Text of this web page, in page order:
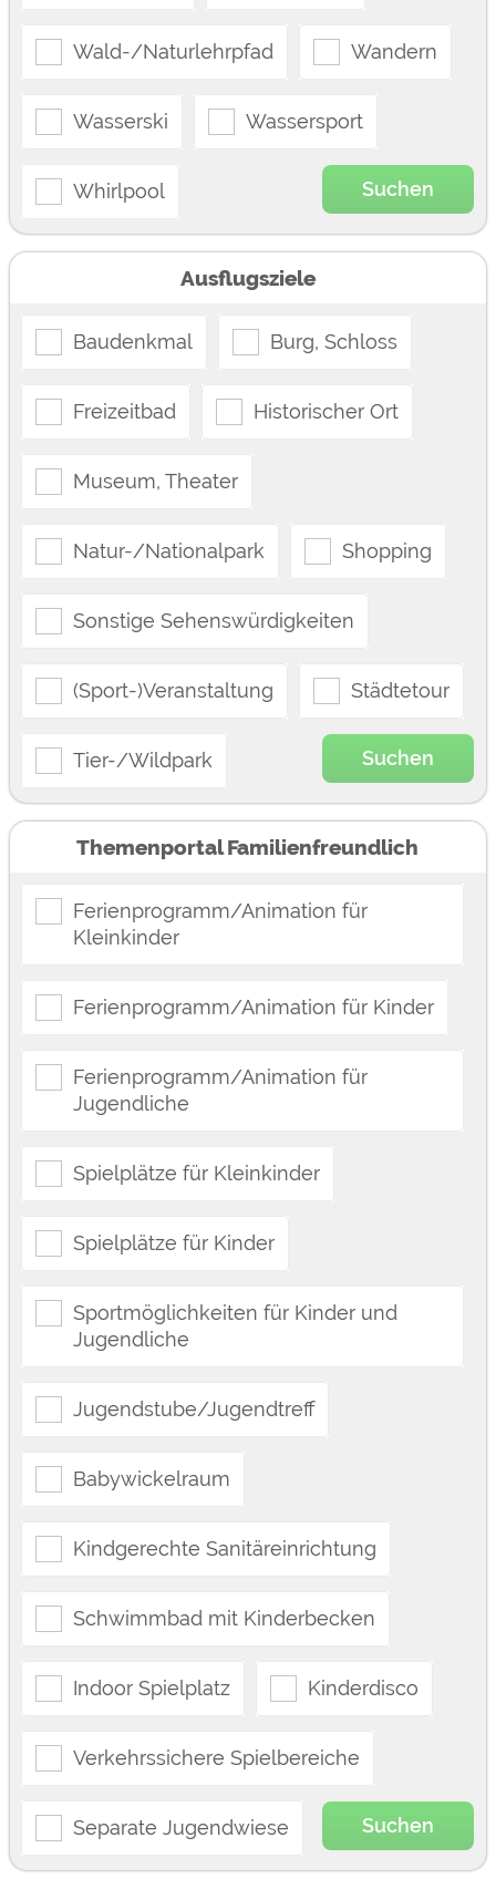
Wald-/Naturlehrpfad Wandern
Wasserski Wassersport
Whirlpool Suchen
Ausflugsziele
Baudenkmal Burg, Schloss
Freizeitbad Historischer Ort
Museum, Theater
Natur-/Nationalpark Shopping
Sonstige Sehenswürdigkeiten
(Sport-)Veranstaltung Städtetour
Tier-/Wildpark Suchen
Themenportal Familienfreundlich
Ferienprogramm/Animation für
Kleinkinder
Ferienprogramm/Animation für Kinder
Ferienprogramm/Animation für
Jugendliche
Spielplätze für Kleinkinder
Spielplätze für Kinder
Sportmöglichkeiten für Kinder und
Jugendliche
Jugendstube/Jugendtreff
Babywickelraum
Kindgerechte Sanitäreinrichtung
Schwimmbad mit Kinderbecken
Indoor Spielplatz Kinderdisco
Verkehrssichere Spielbereiche
Separate Jugendwiese Suchen